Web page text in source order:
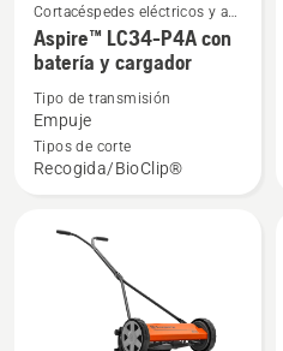
Ver
más
detalles
sobre
Aspire™
LC34-
Cortacéspedes eléctricos y a
batería
Aspire™ LC34-P4A con
batería y cargador
Tipo de transmisión
Empuje
Tipos de corte
Recogida/BioClip®